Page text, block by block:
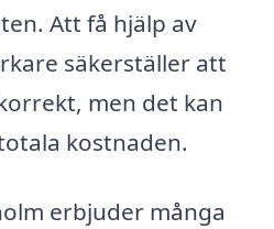
Att få hjälp av
säkerställer att
men det kan
kostnaden.
erbjuder många